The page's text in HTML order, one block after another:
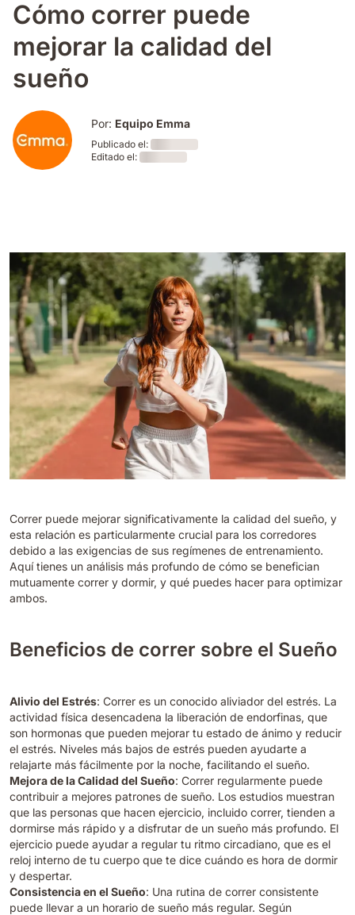
Cómo correr puede
mejorar la calidad del
sueño
Por: Equipo Emma
Publicado el:
Editado el:
Correr puede mejorar significativamente la calidad del sueño, y
esta relación es particularmente crucial para los corredores
debido a las exigencias de sus regímenes de entrenamiento.
Aquí tienes un análisis más profundo de cómo se benefician
mutuamente correr y dormir, y qué puedes hacer para optimizar
ambos.
Beneficios de correr sobre el Sueño
Alivio del Estrés: Correr es un conocido aliviador del estrés. La
actividad física desencadena la liberación de endorfinas, que
son hormonas que pueden mejorar tu estado de ánimo y reducir
el estrés. Niveles más bajos de estrés pueden ayudarte a
relajarte más fácilmente por la noche, facilitando el sueño.
Mejora de la Calidad del Sueño: Correr regularmente puede
contribuir a mejores patrones de sueño. Los estudios muestran
que las personas que hacen ejercicio, incluido correr, tienden a
dormirse más rápido y a disfrutar de un sueño más profundo. El
ejercicio puede ayudar a regular tu ritmo circadiano, que es el
reloj interno de tu cuerpo que te dice cuándo es hora de dormir
y despertar.
Consistencia en el Sueño: Una rutina de correr consistente
puede llevar a un horario de sueño más regular. Según